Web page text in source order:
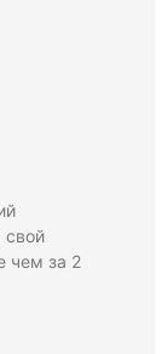
свой
чем за 2